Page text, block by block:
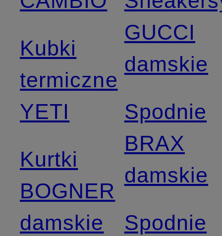
Kubki
termiczne
YETI
Kurtki
BOGNER
damskie
GUCCI
damskie
Spodnie
BRAX
damskie
Spodnie